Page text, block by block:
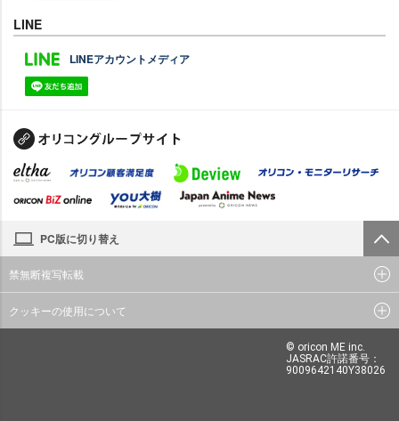
LINE
LINEアカウントメディア
PC版に切り替え
禁無断複写転載
クッキーの使用について
© oricon ME inc.
JASRAC許諾番号：
9009642140Y38026